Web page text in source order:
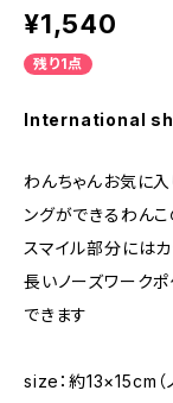
¥1,540
残り1点
International
わんちゃんお気に
ングができるわんこ
スマイル部分には
長いノーズワーク
できます
size：約13×15cm（